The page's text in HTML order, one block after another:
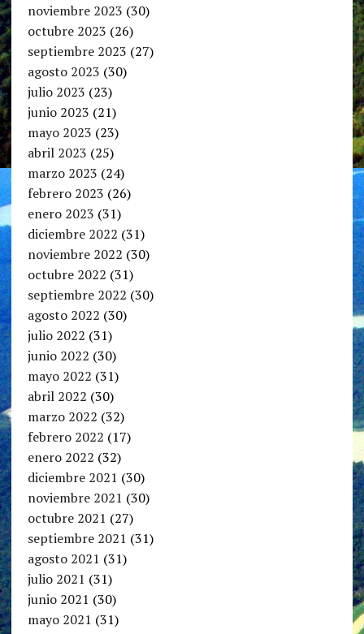
noviembre 2023 (30)
octubre 2023 (26)
septiembre 2023 (27)
agosto 2023 (30)
julio 2023 (23)
junio 2023 (21)
mayo 2023 (23)
abril 2023 (25)
marzo 2023 (24)
febrero 2023 (26)
enero 2023 (31)
diciembre 2022 (31)
noviembre 2022 (30)
octubre 2022 (31)
septiembre 2022 (30)
agosto 2022 (30)
julio 2022 (31)
junio 2022 (30)
mayo 2022 (31)
abril 2022 (30)
marzo 2022 (32)
febrero 2022 (17)
enero 2022 (32)
diciembre 2021 (30)
noviembre 2021 (30)
octubre 2021 (27)
septiembre 2021 (31)
agosto 2021 (31)
julio 2021 (31)
junio 2021 (30)
mayo 2021 (31)